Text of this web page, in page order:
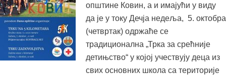
општине Ковин, а и имајући у виду
да је у току Дечја недеља, 5. октобра
(четвртак) одржаће се
традиционална „Трка за срећније
детињство“ у којој учествују деца из
свих основних школа са територије